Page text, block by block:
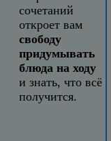
сочетаний
откроет вам
свободу
придумывать
блюда на ходу
и знать, что всё
получится.